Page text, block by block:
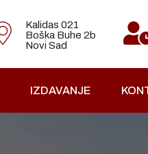
Kalidas 021
Boška Buhe 2b
Novi Sad
IZDAVANJE